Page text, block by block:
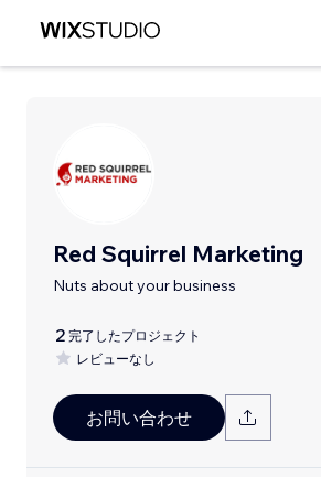
Red Squirrel Marketing
Nuts about your business
2 完了したプロジェクト
レビューなし
お問い合わせ